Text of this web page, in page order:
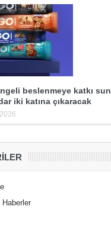
beslenmeye katkı
iki katına çıkaracak
Haberler